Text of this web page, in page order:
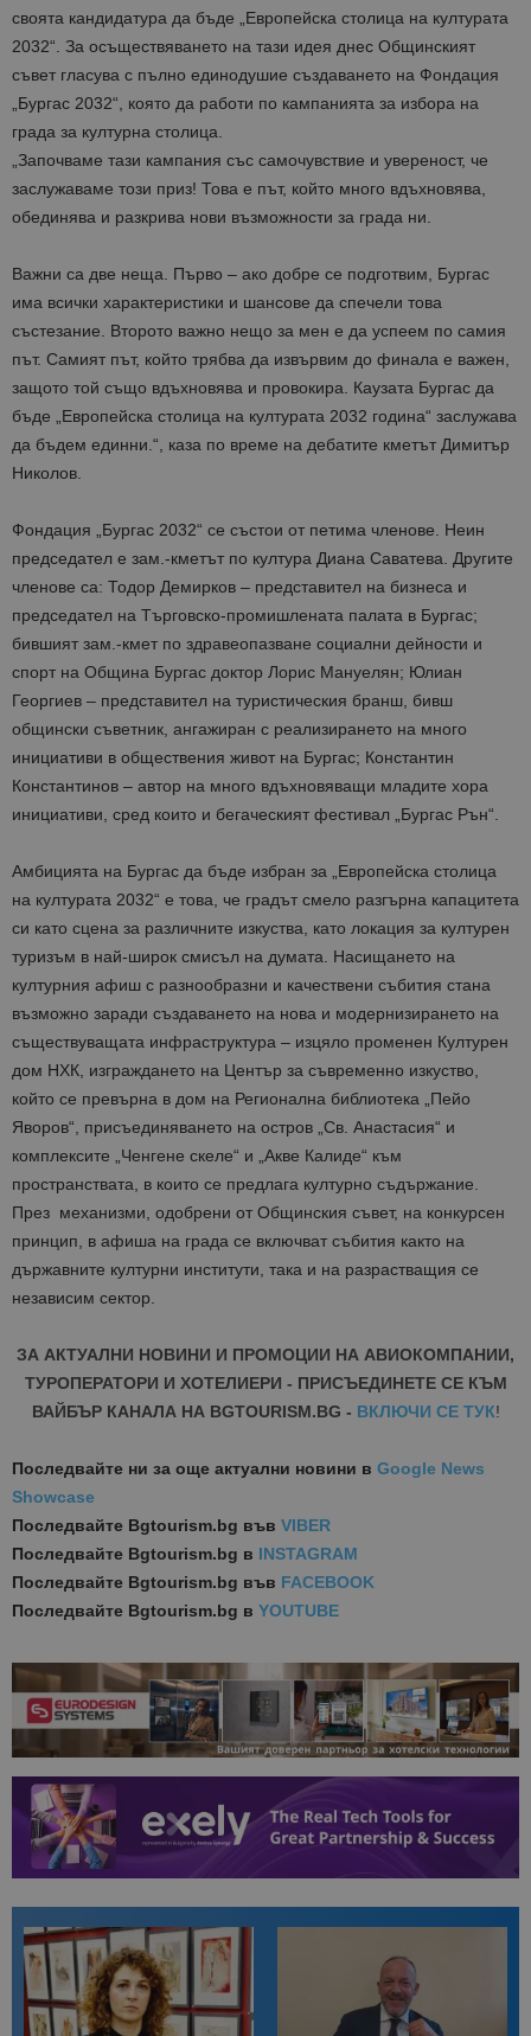
своята кандидатура да бъде „Европейска столица на културата
2032“. За осъществяването на тази идея днес Общинският
съвет гласува с пълно единодушие създаването на Фондация
„Бургас 2032“, която да работи по кампанията за избора на
града за културна столица.
„Започваме тази кампания със самочувствие и увереност, че
заслужаваме този приз! Това е път, който много вдъхновява,
обединява и разкрива нови възможности за града ни.
Важни са две неща. Първо – ако добре се подготвим, Бургас
има всички характеристики и шансове да спечели това
състезание. Второто важно нещо за мен е да успеем по самия
път. Самият път, който трябва да извървим до финала е важен,
защото той също вдъхновява и провокира. Каузата Бургас да
бъде „Европейска столица на културата 2032 година“ заслужава
да бъдем единни.“, каза по време на дебатите кметът Димитър
Николов.
Фондация „Бургас 2032“ се състои от петима членове. Неин
председател е зам.-кметът по култура Диана Саватева. Другите
членове са: Тодор Демирков – представител на бизнеса и
председател на Търговско-промишлената палата в Бургас;
бившият зам.-кмет по здравеопазване социални дейности и
спорт на Община Бургас доктор Лорис Мануелян; Юлиан
Георгиев – представител на туристическия бранш, бивш
общински съветник, ангажиран с реализирането на много
инициативи в обществения живот на Бургас; Константин
Константинов – автор на много вдъхновяващи младите хора
инициативи, сред които и бегаческият фестивал „Бургас Рън“.
Амбицията на Бургас да бъде избран за „Европейска столица
на културата 2032“ е това, че градът смело разгърна капацитета
си като сцена за различните изкуства, като локация за културен
туризъм в най-широк смисъл на думата. Насищането на
културния афиш с разнообразни и качествени събития стана
възможно заради създаването на нова и модернизирането на
съществуващата инфраструктура – изцяло променен Културен
дом НХК, изграждането на Център за съвременно изкуство,
който се превърна в дом на Регионална библиотека „Пейо
Яворов“, присъединяването на остров „Св. Анастасия“ и
комплексите „Ченгене скеле“ и „Акве Калиде“ към
пространствата, в които се предлага културно съдържание.
През механизми, одобрени от Общинския съвет, на конкурсен
принцип, в афиша на града се включват събития както на
държавните културни институти, така и на разрастващия се
независим сектор.
ЗА АКТУАЛНИ НОВИНИ И ПРОМОЦИИ НА АВИОКОМПАНИИ,
ТУРОПЕРАТОРИ И ХОТЕЛИЕРИ - ПРИСЪЕДИНЕТЕ СЕ КЪМ
ВАЙБЪР КАНАЛА НА BGTOURISM.BG - ВКЛЮЧИ СЕ ТУК!
Последвайте ни за още актуални новини в Google News
Showcase
Последвайте Bgtourism.bg във VIBER
Последвайте Bgtourism.bg в INSTAGRAM
Последвайте Bgtourism.bg във FACEBOOK
Последвайте Bgtourism.bg в YOUTUBE